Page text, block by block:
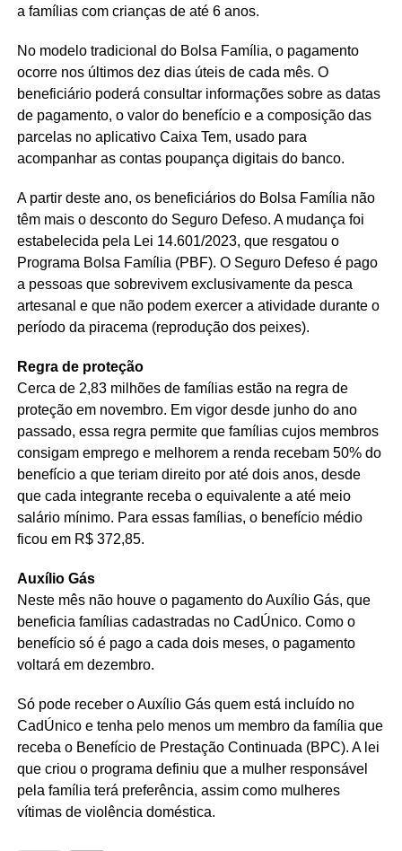
a famílias com crianças de até 6 anos.
No modelo tradicional do Bolsa Família, o pagamento
ocorre nos últimos dez dias úteis de cada mês. O
beneficiário poderá consultar informações sobre as datas
de pagamento, o valor do benefício e a composição das
parcelas no aplicativo Caixa Tem, usado para
acompanhar as contas poupança digitais do banco.
A partir deste ano, os beneficiários do Bolsa Família não
têm mais o desconto do Seguro Defeso. A mudança foi
estabelecida pela Lei 14.601/2023, que resgatou o
Programa Bolsa Família (PBF). O Seguro Defeso é pago
a pessoas que sobrevivem exclusivamente da pesca
artesanal e que não podem exercer a atividade durante o
período da piracema (reprodução dos peixes).
Regra de proteção
Cerca de 2,83 milhões de famílias estão na regra de
proteção em novembro. Em vigor desde junho do ano
passado, essa regra permite que famílias cujos membros
consigam emprego e melhorem a renda recebam 50% do
benefício a que teriam direito por até dois anos, desde
que cada integrante receba o equivalente a até meio
salário mínimo. Para essas famílias, o benefício médio
ficou em R$ 372,85.
Auxílio Gás
Neste mês não houve o pagamento do Auxílio Gás, que
beneficia famílias cadastradas no CadÚnico. Como o
benefício só é pago a cada dois meses, o pagamento
voltará em dezembro.
Só pode receber o Auxílio Gás quem está incluído no
CadÚnico e tenha pelo menos um membro da família que
receba o Benefício de Prestação Continuada (BPC). A lei
que criou o programa definiu que a mulher responsável
pela família terá preferência, assim como mulheres
vítimas de violência doméstica.